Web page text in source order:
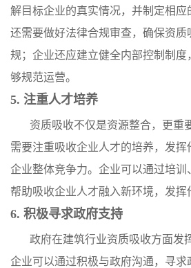
解目标企业的真实情况，并制定相应
还需要做好法律合规审查，确保资质
规；企业还应建立健全内部控制制
够规范运营。
5. 注重人才培养
资质吸收不仅是资源整合，更重
需要注重吸收企业人才的培养，发
企业整体竞争力。企业可以通过培训
帮助吸收企业人才融入新环境，发挥
6. 积极寻求政府支持
政府在建筑行业资质吸收方面发
企业可以通过积极与政府沟通，寻